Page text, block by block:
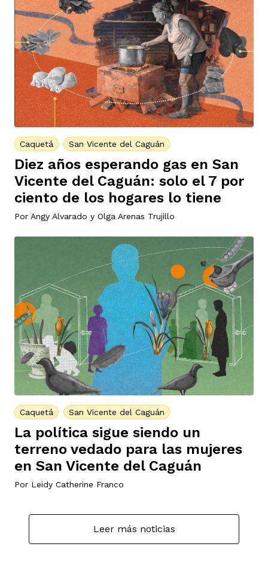
Caquetá San Vicente del Caguán
Diez años esperando gas en San
Vicente del Caguán: solo el 7 por
ciento de los hogares lo tiene
Por Angy Alvarado y Olga Arenas Trujillo
Caquetá San Vicente del Caguán
La política sigue siendo un
terreno vedado para las mujeres
en San Vicente del Caguán
Por Leidy Catherine Franco
Leer más noticias